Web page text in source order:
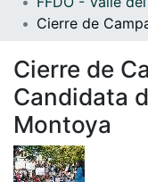
Cierre de
Candidata
Montoya